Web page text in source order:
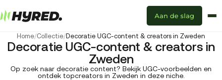
Aan de slag
Home/Collectie/Decoratie UGC-content & creators in Zweden
Decoratie UGC-content & creators in
Zweden
Op zoek naar decoratie content? Bekijk UGC-voorbeelden en
ontdek topcreators in Zweden in deze niche.